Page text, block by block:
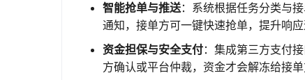
智能抢单与推送：系统根据任务分类与
通知，接单方可一键快速抢单，提升响应
资金担保与安全支付：集成第三方支付
方确认或平台仲裁，资金才会解冻给接单